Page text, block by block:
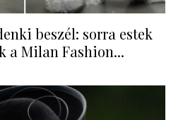
beszél: sorra estek
a Milan Fashion...